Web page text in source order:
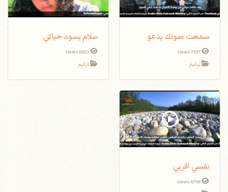
سمعت صوتك يدعو
7197 views
ترانيم
سلام يسود حياتي
6810 views
ترانيم
نفسي اقربي
6798 views